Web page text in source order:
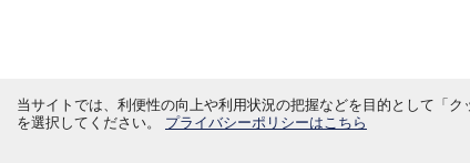
当サイトでは、利便性の向上や利用状況の把握などを目的として「
を選択してください。 プライバシーポリシーはこちら